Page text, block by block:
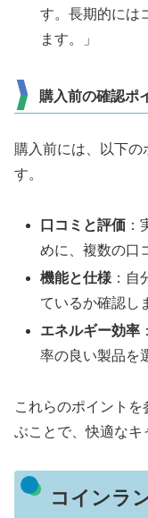
す。長期的には
ます。」
購入前の確認ポ
購入前には、以下の
す。
口コミと評価
めに、複数の口
機能と仕様 ：
ているか確認し
エネルギー効率
率の良い製品を
これらのポイント
ぶことで、快適なキ
コインラ